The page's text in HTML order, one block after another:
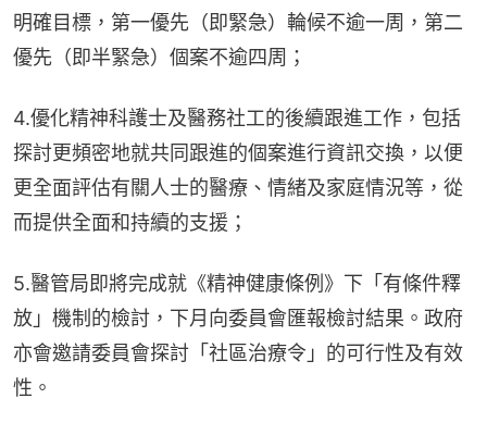
明確目標，第一優先（即緊急）輪候不逾一周，第二
優先（即半緊急）個案不逾四周；
4.優化精神科護士及醫務社工的後續跟進工作，包括
探討更頻密地就共同跟進的個案進行資訊交換，以便
更全面評估有關人士的醫療、情緒及家庭情況等，從
而提供全面和持續的支援；
5.醫管局即將完成就《精神健康條例》下「有條件釋
放」機制的檢討，下月向委員會匯報檢討結果。政府
亦會邀請委員會探討「社區治療令」的可行性及有效
性。